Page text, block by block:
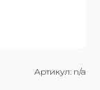
Артикул: n/a